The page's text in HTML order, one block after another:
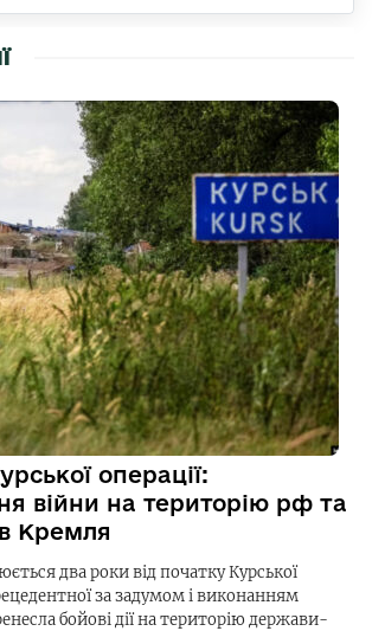
операції:
війни на територію рф та
Кремля
два роки від початку Курської
за задумом і виконанням
бойові дії на територію держави-